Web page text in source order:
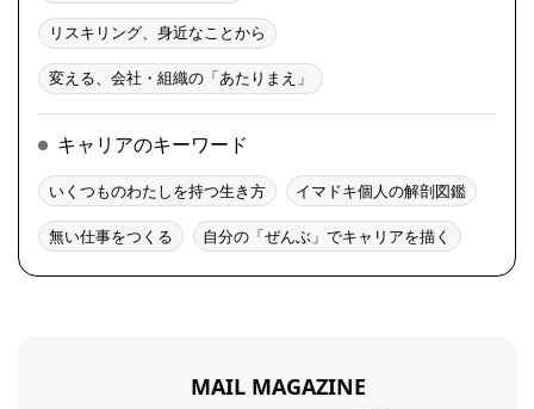
リスキリング、身近なことから
変える、会社・組織の「あたりまえ」
キャリアのキーワード
いくつものわたしを持つ生き方 イマドキ個人の解剖図鑑
無い仕事をつくる 自分の「ぜんぶ」でキャリアを描く
MAIL MAGAZINE